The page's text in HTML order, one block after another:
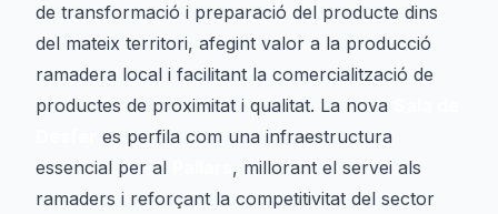
de transformació i preparació del producte dins
del mateix territori, afegint valor a la producció
ramadera local i facilitant la comercialització de
productes de proximitat i qualitat. La nova
es perfila com una infraestructura
essencial per al
, millorant el servei als
ramaders i reforçant la competitivitat del sector